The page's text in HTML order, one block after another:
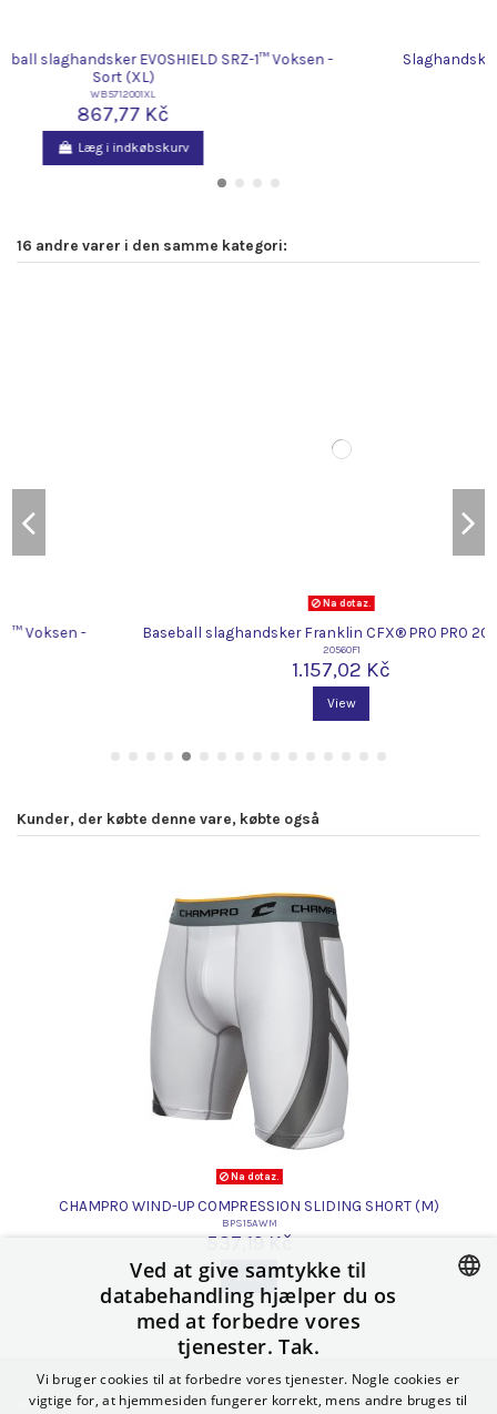
Baseball/Softball slaghandsker EVOSHIELD SRZ-1™ Voksen -
16 andre varer i den samme kategori:
Baseball slaghandsker Franklin CFX® PRO PRO 20560 (S)
1.157,02 Kč
Kunder, der købte denne vare, købte også
Na dotaz.
CHAMPRO WIND-UP COMPRESSION SLIDING SHORT (M)
BPS15AWM
537,19 Kč
View
Informace POLISH
Ved at give samtykke til
databehandling hjælper du os
med at forbedre vores
tjenester. Tak.
Vi bruger cookies til at forbedre vores tjenester. Nogle cookies er
vigtige for, at hjemmesiden fungerer korrekt, mens andre bruges til